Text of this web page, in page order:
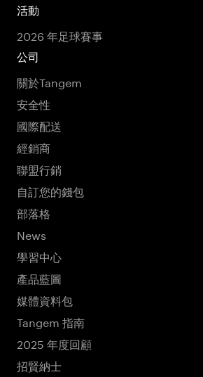
活動
2026 年足球賽事
公司
關於Tangem
安全性
國際配送
經銷商
聯盟行銷
自訂您的錢包
部落格
News
學習中心
產品藍圖
媒體資料包
Tangem 指南
2025 年度回顧
招賢納士